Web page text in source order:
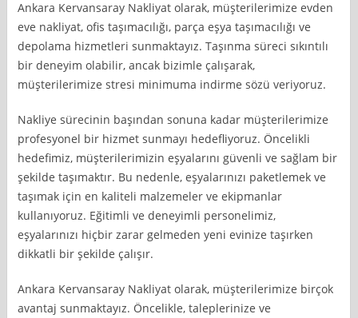
Ankara Kervansaray Nakliyat olarak, müşterilerimize evden
eve nakliyat, ofis taşımacılığı, parça eşya taşımacılığı ve
depolama hizmetleri sunmaktayız. Taşınma süreci sıkıntılı
bir deneyim olabilir, ancak bizimle çalışarak,
müşterilerimize stresi minimuma indirme sözü veriyoruz.
Nakliye sürecinin başından sonuna kadar müşterilerimize
profesyonel bir hizmet sunmayı hedefliyoruz. Öncelikli
hedefimiz, müşterilerimizin eşyalarını güvenli ve sağlam bir
şekilde taşımaktır. Bu nedenle, eşyalarınızı paketlemek ve
taşımak için en kaliteli malzemeler ve ekipmanlar
kullanıyoruz. Eğitimli ve deneyimli personelimiz,
eşyalarınızı hiçbir zarar gelmeden yeni evinize taşırken
dikkatli bir şekilde çalışır.
Ankara Kervansaray Nakliyat olarak, müşterilerimize birçok
avantaj sunmaktayız. Öncelikle, taleplerinize ve